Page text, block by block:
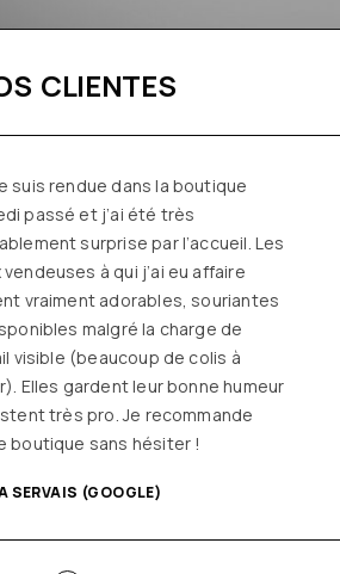
CLIENTES
suis rendue dans la boutique
passé et j’ai été très
surprise par l’accueil. Les
vendeuses à qui j’ai eu affaire
vraiment adorables, souriantes
malgré la charge de
visible (beaucoup de colis à
Elles gardent leur bonne humeur
très pro. Je recommande
boutique sans hésiter !
SERVAIS (GOOGLE)